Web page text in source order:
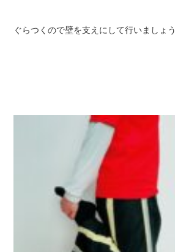
ぐらつくので壁を支えにして行いましょう